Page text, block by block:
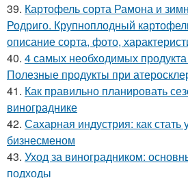
39. Картофель сорта Рамона и
Родриго. Крупноплодный
описание сорта, фото,
40. 4 самых необходимых
Полезные продукты при
41. Как правильно планировать
винограднике
42. Сахарная индустрия: как
бизнесменом
43. Уход за виноградником:
подходы